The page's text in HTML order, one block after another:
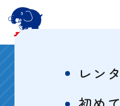
レン
八